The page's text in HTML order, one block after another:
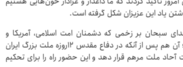
یاد این عزیزان شکل گرفته است.
سبحان بر زخمی که دشمنان امت اسلامی، آمریکا و
صهیونیست‌ها بر پیکر ملت عزیز ایران وارد کردند؛ آن هم پس از آنکه در دفاع مقدس ۱۲روزه ملت بزرگ ایران
ملت مرهم قرار دهد و این حضور راه را برای تحکیم